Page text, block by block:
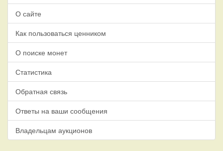
О сайте
Как пользоваться ценником
О поиске монет
Статистика
Обратная связь
Ответы на ваши сообщения
Владельцам аукционов